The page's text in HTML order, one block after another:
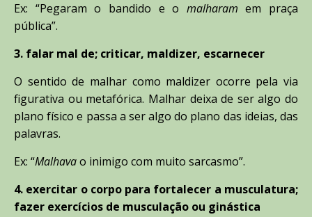
Ex: “Pegaram o bandido e o malharam em praça
pública”.
3. falar mal de; criticar, maldizer, escarnecer
O sentido de malhar como maldizer ocorre pela via
figurativa ou metafórica. Malhar deixa de ser algo do
plano físico e passa a ser algo do plano das ideias, das
palavras.
Ex: “Malhavao inimigo com muito sarcasmo”.
4. exercitar o corpo para fortalecer a musculatura;
fazer exercícios de musculação ou ginástica